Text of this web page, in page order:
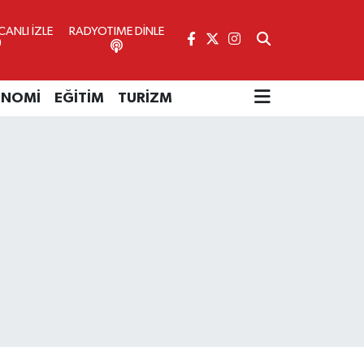
İZLE RADYOTIME DİNLE
EĞİTİM TURİZM